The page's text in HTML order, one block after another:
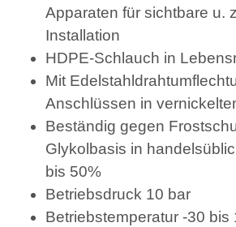
Apparaten für sichtbare u.
Installation
HDPE-Schlauch in
Mit
Anschlüssen in
Beständig gegen
Glykolbasis in
bis 50%
Betriebsdruck 10 bar
Betriebstemperatur -30 bis